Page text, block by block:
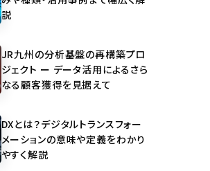
説
JR九州の分析基盤の再構築プロ
ジェクト ー データ活用によるさら
なる顧客獲得を見据えて
DXとは？デジタルトランスフォー
メーションの意味や定義をわかり
やすく解説